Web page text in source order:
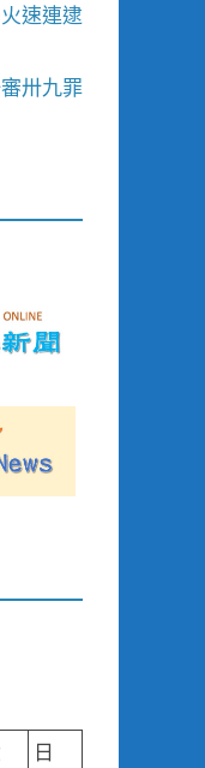
速連逮
卅九罪
日